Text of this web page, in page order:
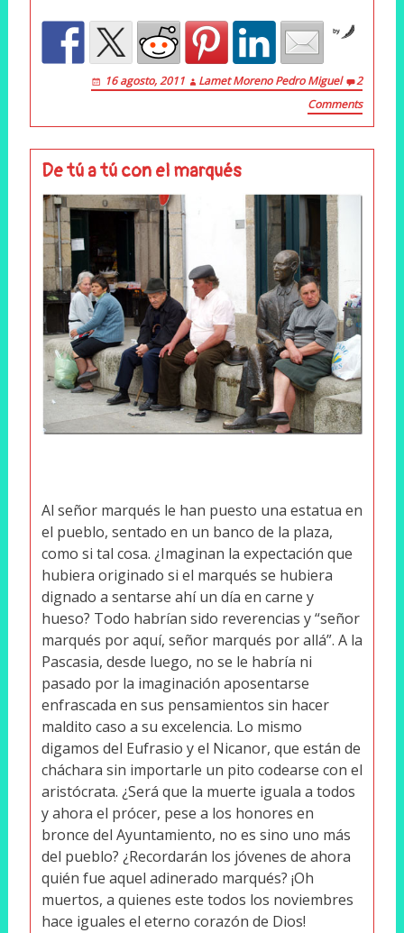
by
16 agosto, 2011 Lamet Moreno Pedro Miguel
2
Comments
De tú a tú con el marqués
Al señor marqués le han puesto una estatua en
el pueblo, sentado en un banco de la plaza,
como si tal cosa. ¿Imaginan la expectación que
hubiera originado si el marqués se hubiera
dignado a sentarse ahí un día en carne y
hueso? Todo habrían sido reverencias y “señor
marqués por aquí, señor marqués por allá”. A la
Pascasia, desde luego, no se le habría ni
pasado por la imaginación aposentarse
enfrascada en sus pensamientos sin hacer
maldito caso a su excelencia. Lo mismo
digamos del Eufrasio y el Nicanor, que están de
cháchara sin importarle un pito codearse con el
aristócrata. ¿Será que la muerte iguala a todos
y ahora el prócer, pese a los honores en
bronce del Ayuntamiento, no es sino uno más
del pueblo? ¿Recordarán los jóvenes de ahora
quién fue aquel adinerado marqués? ¡Oh
muertos, a quienes este todos los noviembres
hace iguales el eterno corazón de Dios!